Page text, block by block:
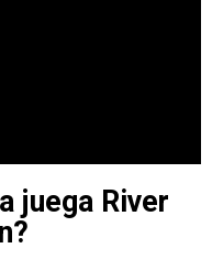
juega River